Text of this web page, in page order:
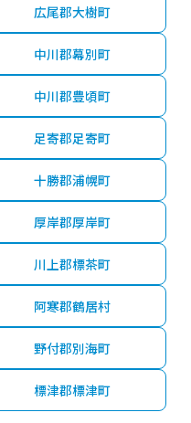
広尾郡大樹町
中川郡幕別町
中川郡豊頃町
足寄郡足寄町
十勝郡浦幌町
厚岸郡厚岸町
川上郡標茶町
阿寒郡鶴居村
野付郡別海町
標津郡標津町